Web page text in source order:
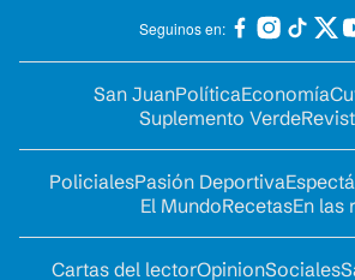
Seguinos en:
San JuanPolíticaEconomía
Suplemento Verde
PolicialesPasión Deportiva
El MundoRecetasEn las
Cartas del lectorOpinionSociales